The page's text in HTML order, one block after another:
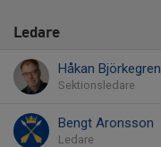
Ledare
Håkan Björkegren
Sektionsledare
Bengt Aronsson
Ledare